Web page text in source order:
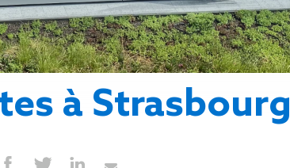
plat inaccessible
Entretien de
toiture-terrasse
accessible
Entretien de
toiture en amiante
à Strasbourg